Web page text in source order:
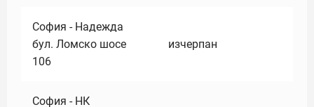
София - Надежда
бул. Ломско шосе
106
изчерпан
София - НК